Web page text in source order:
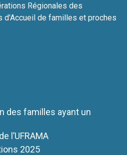
Régionales des
d'Accueil de familles et proches
des familles ayant un
l’UFRAMA
2025